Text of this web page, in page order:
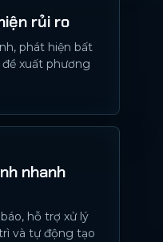
rủi ro
phát hiện bất
xuất phương
nhanh
hỗ trợ xử lý
và tự động tạo